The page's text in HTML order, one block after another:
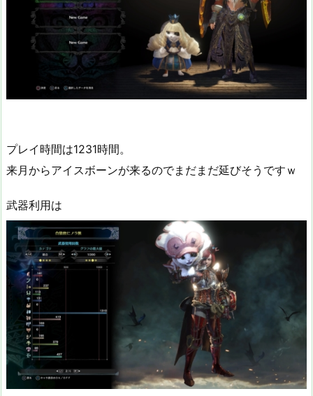
プレイ時間は1231時間。
来月からアイスボーンが来るのでまだまだ延びそうですｗ
武器利用は